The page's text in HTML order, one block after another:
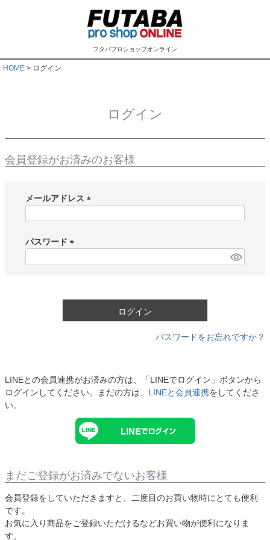
フタバプロショップオンライン
HOME ログイン
ログイン
会員登録がお済みのお客様
メールアドレス
)
パスワード
ログイン
パスワードをお忘れですか？
LINEとの会員連携がお済みの方は、「LINEでログイン」ボタンから
ログインしてください。まだの方は、 LINEと会員連携をしてくださ
い。
まだご登録がお済みでないお客様
会員登録をしていただきますと、二度目のお買い物時にとても便利
です。
お気に入り商品をご登録いただけるなどお買い物が便利になりま
す。